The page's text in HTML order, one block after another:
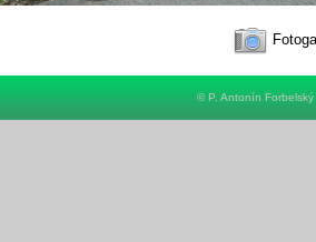
© P. Antonín